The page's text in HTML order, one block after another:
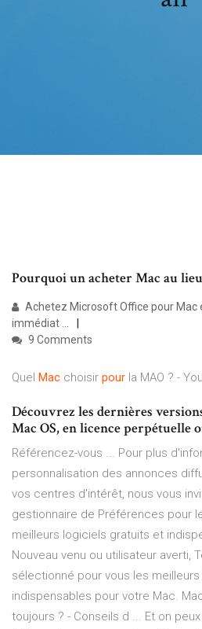
Pourquoi un acheter Mac au
Achetez Microsoft Office pour Mac
immédiat ...
9 Comments
Quel Mac choisir pour la MAO ? -
Découvrez les dernières
Mac OS, en licence perpétuelle
Référencez-vous ... Pour plus
personnalisation des annonces
vos centres d'intérêt, nous vous
gestionnaire de Préférences pour
meilleurs logiciels gratuits et
Nouveau venu ou utilisateur averti,
sélectionné pour vous les
indispensables pour votre Mac.
toujours ? - Conseils d ... Et on